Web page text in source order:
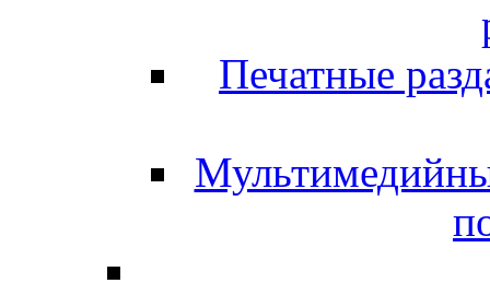
Печатные